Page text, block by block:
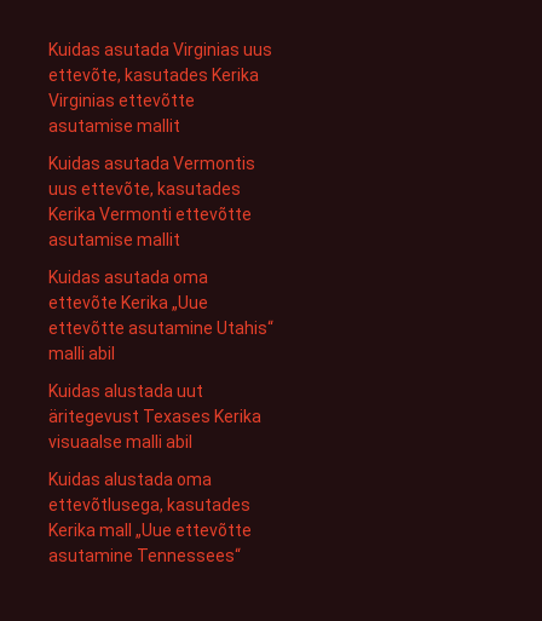
Kuidas asutada Virginias uus
ettevõte, kasutades Kerika
Virginias ettevõtte
asutamise mallit
Kuidas asutada Vermontis
uus ettevõte, kasutades
Kerika Vermonti ettevõtte
asutamise mallit
Kuidas asutada oma
ettevõte Kerika „Uue
ettevõtte asutamine Utahis“
malli abil
Kuidas alustada uut
äritegevust Texases Kerika
visuaalse malli abil
Kuidas alustada oma
ettevõtlusega, kasutades
Kerika mall „Uue ettevõtte
asutamine Tennessees“